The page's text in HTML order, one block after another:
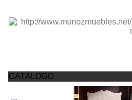
CATÁLOGO